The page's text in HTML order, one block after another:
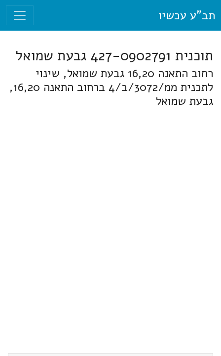
תב"ע עכשיו
תוכנית 427-0902791 גבעת שמואל
רחוב התאנה 16,20 גבעת שמואל, שינוי
לתכנית ממ/3072/ב/4 ברחוב התאנה 16,20,
גבעת שמואל